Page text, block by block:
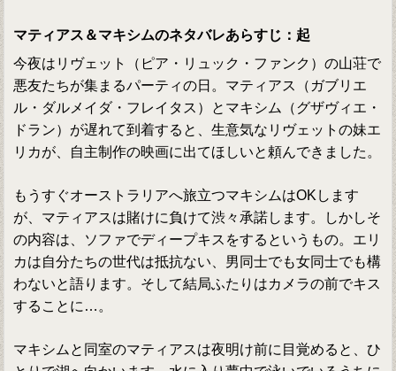
マティアス＆マキシムのネタバレあらすじ：起
今夜はリヴェット（ピア・リュック・ファンク）の山荘で
悪友たちが集まるパーティの日。マティアス（ガブリエ
ル・ダルメイダ・フレイタス）とマキシム（グザヴィエ・
ドラン）が遅れて到着すると、生意気なリヴェットの妹エ
リカが、自主制作の映画に出てほしいと頼んできました。
もうすぐオーストラリアへ旅立つマキシムはOKします
が、マティアスは賭けに負けて渋々承諾します。しかしそ
の内容は、ソファでディープキスをするというもの。エリ
カは自分たちの世代は抵抗ない、男同士でも女同士でも構
わないと語ります。そして結局ふたりはカメラの前でキス
することに…。
マキシムと同室のマティアスは夜明け前に目覚めると、ひ